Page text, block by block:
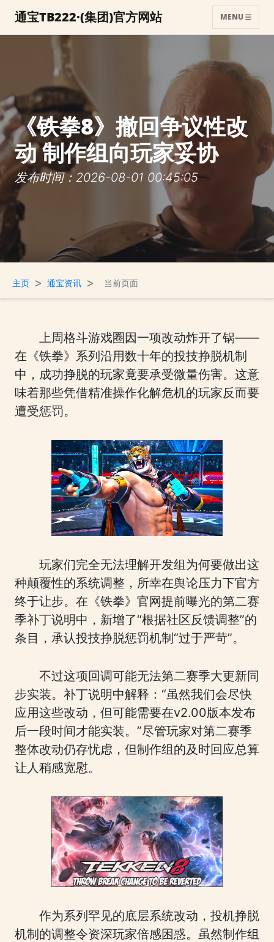
通宝TB222·(集团)官方网站 MENU
《铁拳8》撤回争议性改
动 制作组向玩家妥协
发布时间：2026-08-01 00:45:05
主页 > 通宝资讯 > 当前页面
上周格斗游戏圈因一项改动炸开了锅——
在《铁拳》系列沿用数十年的投技挣脱机制
中，成功挣脱的玩家竟要承受微量伤害。这意
味着那些凭借精准操作化解危机的玩家反而要
遭受惩罚。
玩家们完全无法理解开发组为何要做出这
种颠覆性的系统调整，所幸在舆论压力下官方
终于让步。在《铁拳》官网提前曝光的第二赛
季补丁说明中，新增了“根据社区反馈调整”的
条目，承认投技挣脱惩罚机制“过于严苛”。
不过这项回调可能无法第二赛季大更新同
步实装。补丁说明中解释：“虽然我们会尽快
应用这些改动，但可能需要在v2.00版本发布
后一段时间才能实装。”尽管玩家对第二赛季
整体改动仍存忧虑，但制作组的及时回应总算
让人稍感宽慰。
作为系列罕见的底层系统改动，投机挣脱
机制的调整令资深玩家倍感困惑。虽然制作组